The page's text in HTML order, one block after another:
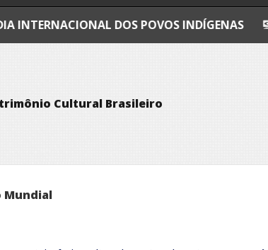
DOS POVOS INDÍGENAS BAILANDO
Cultural Brasileiro
Mundial